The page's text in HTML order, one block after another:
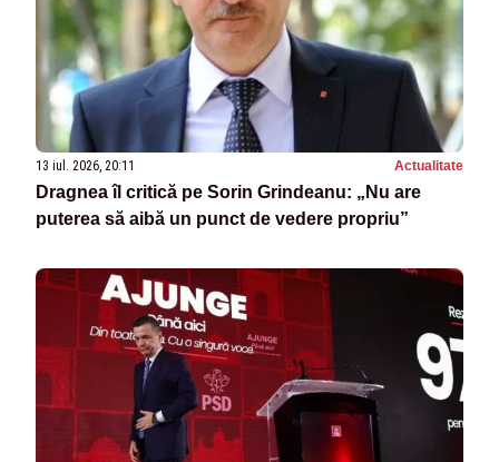
13 iul. 2026, 20:11 Actualitate
Dragnea îl critică pe Sorin Grindeanu: „Nu are
puterea să aibă un punct de vedere propriu”